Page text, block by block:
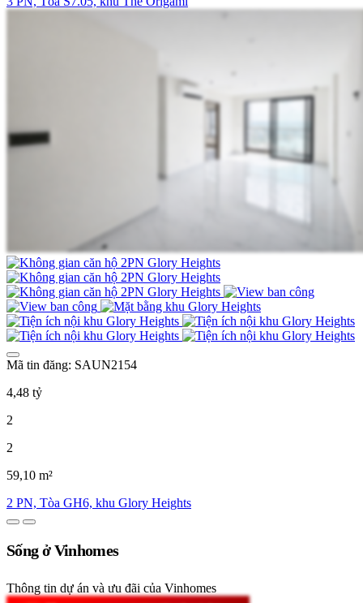
Mã tin đăng: SAUN2154
4,48 tỷ
2
2
59,10 m²
2 PN, Tòa GH6, khu Glory Heights
Sống ở Vinhomes
Thông tin dự án và ưu đãi của Vinhomes